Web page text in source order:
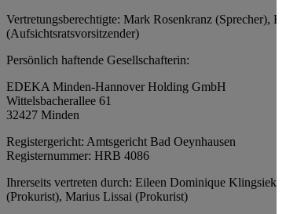
Vertretungsberechtigte: Mark Rosenkranz (Sprecher),
(Aufsichtsratsvorsitzender)
Persönlich haftende Gesellschafterin:
EDEKA Minden-Hannover Holding GmbH
Wittelsbacherallee 61
32427 Minden
Registergericht: Amtsgericht Bad Oeynhausen
Registernummer: HRB 4086
Ihrerseits vertreten durch: Eileen Dominique Klingsiek
(Prokurist), Marius Lissai (Prokurist)